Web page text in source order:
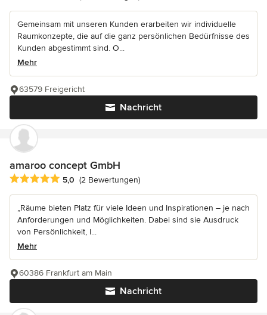
Gemeinsam mit unseren Kunden erarbeiten wir individuelle
Raumkonzepte, die auf die ganz persönlichen Bedürfnisse des
Kunden abgestimmt sind. O...
Mehr
Nachricht
63579 Freigericht
amaroo concept GmbH
Durchschnittliche Bewertung: 5 von 5 Sternen
5,0 (2 Bewertungen)
„Räume bieten Platz für viele Ideen und Inspirationen – je nach
Anforderungen und Möglichkeiten. Dabei sind sie Ausdruck
von Persönlichkeit, I...
Mehr
Nachricht
60386 Frankfurt am Main